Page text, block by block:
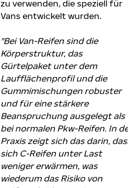
zu verwenden, die speziell für
Vans entwickelt wurden.
"Bei Van-Reifen sind die
Körperstruktur, das
Gürtelpaket unter dem
Laufflächenprofil und die
Gummimischungen robuster
und für eine stärkere
Beanspruchung ausgelegt als
bei normalen Pkw-Reifen. In
Praxis zeigt sich das darin,
sich C-Reifen unter Last
weniger erwärmen, was
wiederum das Risiko von